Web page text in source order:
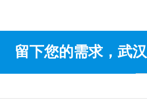
留下您的需求，武